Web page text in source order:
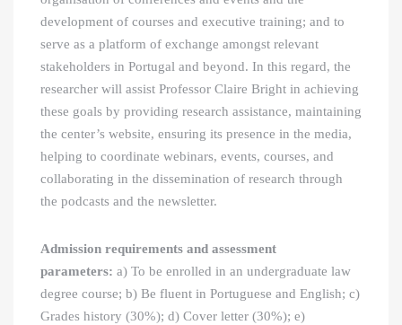
development of courses and executive training; and to
serve as a platform of exchange amongst relevant
stakeholders in Portugal and beyond. In this regard, the
researcher will assist Professor Claire Bright in achieving
these goals by providing research assistance, maintaining
the center’s website, ensuring its presence in the media,
helping to coordinate webinars, events, courses, and
collaborating in the dissemination of research through
the podcasts and the newsletter.
Admission requirements and assessment
parameters: a) To be enrolled in an undergraduate law
degree course; b) Be fluent in Portuguese and English; c)
Grades history (30%); d) Cover letter (30%); e)